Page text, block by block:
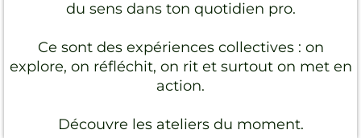
du sens dans ton quotidien pro.
Ce sont des expériences collectives : on
explore, on réfléchit, on rit et surtout on met en
action.
Découvre les ateliers du moment.